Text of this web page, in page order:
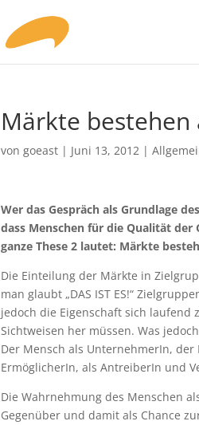
Märkte bestehen
vongoeast | Juni 13, 2012 |
Wer das Gespräch als Grundlage
dass Menschen für die Qualität
ganze These 2 lautet: Märkte
Die Einteilung der Märkte in
man glaubt „DAS IST ES!“
jedoch die Eigenschaft sich laufend
Sichtweisen her müssen. Was
Der Mensch als UnternehmerIn,
ErmöglicherIn, als AntreiberIn und
Die Wahrnehmung des Menschen
Gegenüber und damit als Chance